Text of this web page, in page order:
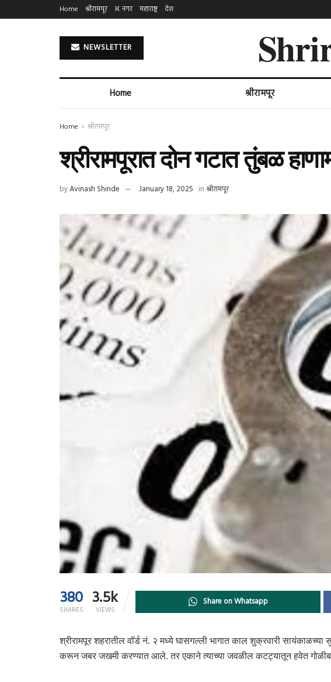
Home श्रीरामपूर अ. नगर महाराष्ट्र देश
NEWSLETTER
Home श्रीरामपूर
Home श्रीरामपूर
श्रीरामपूरात दोन गटात तुंबळ
byAvinash Shinde January 18, 2025 inश्रीरामपूर
380
SHARES 3.5k
VIEWS
Share on Whatsapp
श्रीरामपूर शहरातील वॉर्ड नं. २ मध्ये घासगल्ली भागात काल शुक्रवारी सायंकाळच्या
करून जबर जखमी करण्यात आले. तर एकाने त्याच्या जवळील कटट्यातून हवेत